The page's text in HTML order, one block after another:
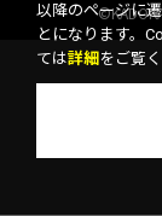
以降のページに
とになります。
ては詳細 をご覧